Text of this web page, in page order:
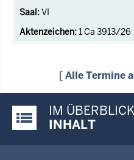
VI
1 Ca 3913/26
[Alle Termine
Justiz-Portal im
IM ÜBERBLICK
INHALT